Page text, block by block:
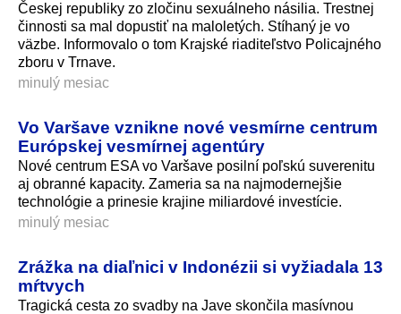
Českej republiky zo zločinu sexuálneho násilia. Trestnej
činnosti sa mal dopustiť na maloletých. Stíhaný je vo
väzbe. Informovalo o tom Krajské riaditeľstvo Policajného
zboru v Trnave.
minulý mesiac
Vo Varšave vznikne nové vesmírne centrum
Európskej vesmírnej agentúry
Nové centrum ESA vo Varšave posilní poľskú suverenitu
aj obranné kapacity. Zameria sa na najmodernejšie
technológie a prinesie krajine miliardové investície.
minulý mesiac
Zrážka na diaľnici v Indonézii si vyžiadala 13
mŕtvych
Tragická cesta zo svadby na Jave skončila masívnou